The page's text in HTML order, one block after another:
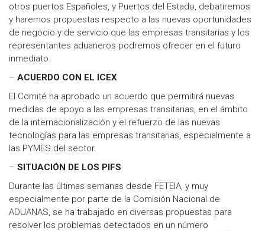
otros puertos Españoles, y Puertos del Estado, debatiremos
y haremos propuestas respecto a las nuevas oportunidades
de negocio y de servicio que las empresas transitarias y los
representantes aduaneros podremos ofrecer en el futuro
inmediato.
– ACUERDO CON EL ICEX
El Comité ha aprobado un acuerdo que permitirá nuevas
medidas de apoyo a las empresas transitarias, en el ámbito
de la internacionalización y el refuerzo de las nuevas
tecnologías para las empresas transitarias, especialmente a
las PYMES del sector.
– SITUACIÓN DE LOS PIFS
Durante las últimas semanas desde FETEIA, y muy
especialmente por parte de la Comisión Nacional de
ADUANAS, se ha trabajado en diversas propuestas para
resolver los problemas detectados en un número